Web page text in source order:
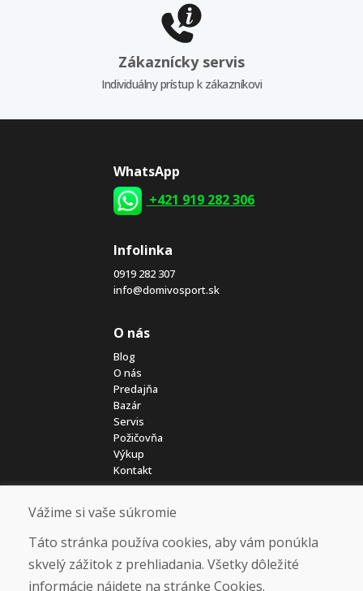
Zákaznícky servis
Individuálny prístup k zákazníkovi
WhatsApp
+421 919 282 306
Infolinka
0919 282 307
info@domivosport.sk
O nás
Blog
O nás
Predajňa
Bazár
Servis
Požičovňa
Výkup
Kontakt
Poradíme
Ako si vybrať lyže
Výpočet výšky lyžiarskych palíc
Ako si vybrať lyžiarky
Vážime si vaše súkromie
Táto stránka používa cookies, aby vám ponúkla
skvelý zážitok z prehliadania. Všetky dôležité
informácie nájdete na stránke Cookies.